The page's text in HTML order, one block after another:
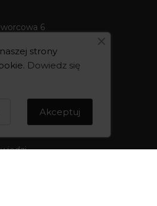
6
10:00 - 14:00
strony
Dowiedz się
Akceptuj